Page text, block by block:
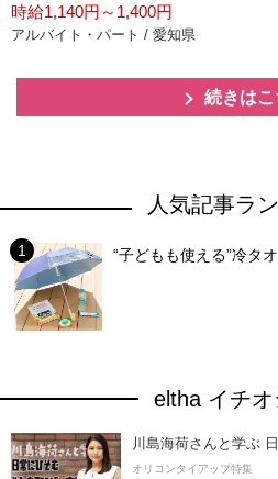
時給1,140円～1,400円
アルバイト・パート / 愛知県
続きはこ
人気記事ラ
“子どもも使える”冷タ
eltha イチ
川島海荷さんと学ぶ
オリコンタイアップ特集